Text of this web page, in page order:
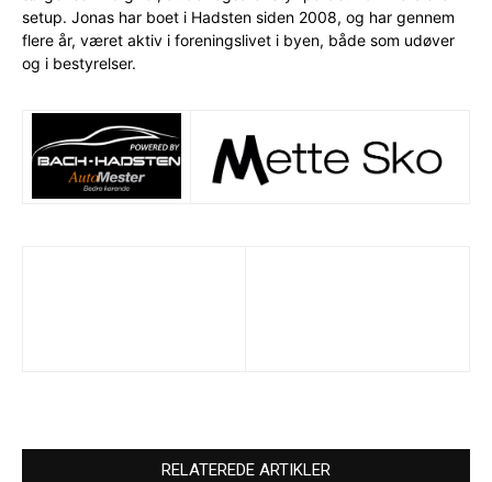
setup. Jonas har boet i Hadsten siden 2008, og har gennem
flere år, været aktiv i foreningslivet i byen, både som udøver
og i bestyrelser.
RELATEREDE ARTIKLER